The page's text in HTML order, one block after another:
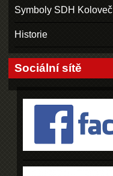
Symboly SDH Koloveč
Historie
Sociální sítě